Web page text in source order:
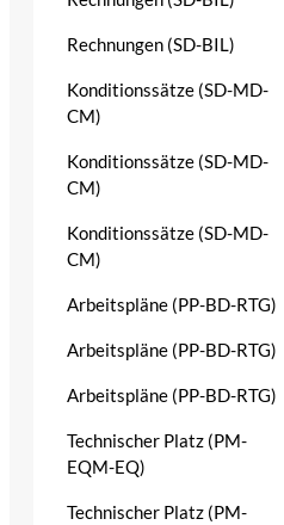
Rechnungen (SD-BIL)
Konditionssätze (SD-MD-
CM)
Konditionssätze (SD-MD-
CM)
Konditionssätze (SD-MD-
CM)
Arbeitspläne (PP-BD-RTG)
Arbeitspläne (PP-BD-RTG)
Arbeitspläne (PP-BD-RTG)
Technischer Platz (PM-
EQM-EQ)
Technischer Platz (PM-